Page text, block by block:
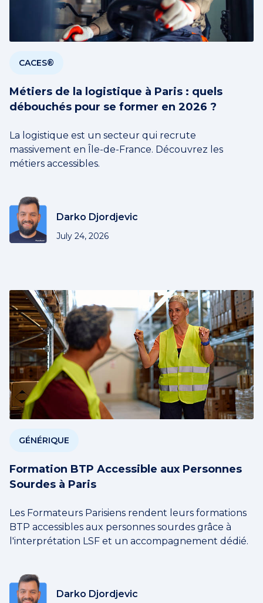
CACES®
Métiers de la logistique à Paris : quels
débouchés pour se former en 2026 ?
La logistique est un secteur qui recrute
massivement en Île-de-France. Découvrez les
métiers accessibles.
Darko Djordjevic
July 24, 2026
GÉNÉRIQUE
Formation BTP Accessible aux Personnes
Sourdes à Paris
Les Formateurs Parisiens rendent leurs formations
BTP accessibles aux personnes sourdes grâce à
l'interprétation LSF et un accompagnement dédié.
Darko Djordjevic